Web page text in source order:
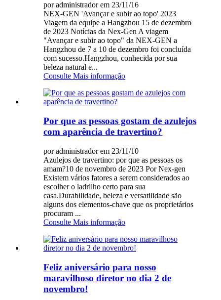
por administrador em 23/11/16
NEX-GEN 'Avançar e subir ao topo' 2023
Viagem da equipe a Hangzhou 15 de dezembro
de 2023 Notícias da Nex-Gen A viagem
"Avançar e subir ao topo" da NEX-GEN a
Hangzhou de 7 a 10 de dezembro foi concluída
com sucesso.Hangzhou, conhecida por sua
beleza natural e...
Consulte Mais informação
Por que as pessoas gostam de azulejos
com aparência de travertino?
por administrador em 23/11/10
Azulejos de travertino: por que as pessoas os
amam?10 de novembro de 2023 Por Nex-gen
Existem vários fatores a serem considerados ao
escolher o ladrilho certo para sua
casa.Durabilidade, beleza e versatilidade são
alguns dos elementos-chave que os proprietários
procuram ...
Consulte Mais informação
Feliz aniversário para nosso
maravilhoso diretor no dia 2 de
novembro!